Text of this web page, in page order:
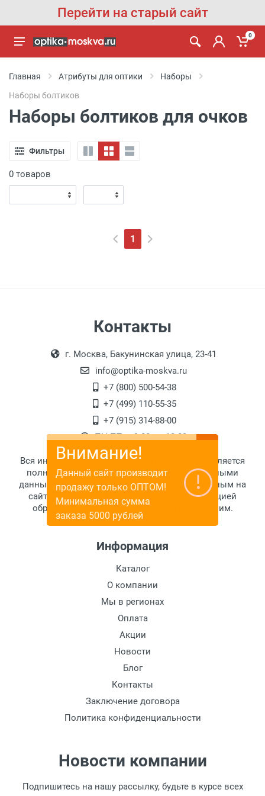
Перейти на старый сайт
0
Главная Атрибуты для оптики
Наборы
Наборы болтиков
Наборы болтиков для очков
Фильтры
0 товаров
1
Контакты
г. Москва, Бакунинская улица, 23-41
info@optika-moskva.ru
+7 (800) 500-54-38
+7 (499) 110-55-35
+7 (915) 314-88-00
ПН-ПТ: с 9:00 до 18:00
Вся информация, размещенная на сайте, не является
полной и исчерпывающей. За более подробными
данными обратитесь к менеджерам по указанным на
сайте телефонам. Или воспользуйтесь функцией
обратного звонка, и мы сами вам перезвоним.
Информация
Каталог
О компании
Мы в регионах
Оплата
Акции
Новости
Блог
Контакты
Заключение договора
Политика конфиденциальности
Новости компании
Подпишитесь на нашу рассылку, будьте в курсе всех
Внимание!
Данный сайт производит
продажу только ОПТОМ!
Минимальная сумма
заказа 5000 рублей